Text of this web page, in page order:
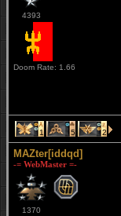
4393
Doom Rate: 1.66
1 5 2
MAZter[iddqd]
-= WebMaster =-
1370